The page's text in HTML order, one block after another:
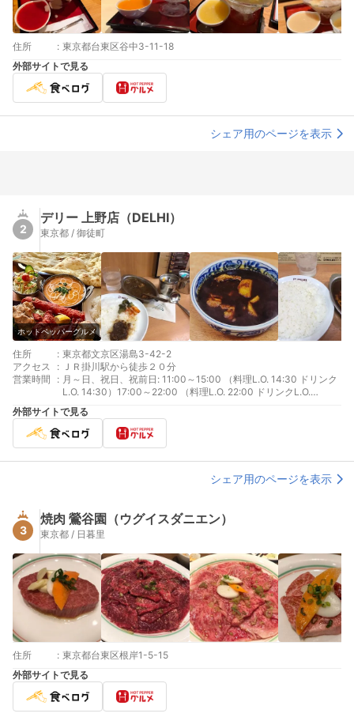
住所 : 東京都台東区谷中3-11-18
外部サイトで見る
シェア用のページを表示
2
デリー 上野店（DELHI）
東京都 / 御徒町
ホットペッパーグルメ
住所 : 東京都文京区湯島3-42-2
アクセス
: ＪＲ掛川駅から徒歩２０分
営業時間
: 月～日、祝日、祝前日: 11:00～15:00 （料理L.O. 14:30 ドリンク
L.O. 14:30）17:00～22:00 （料理L.O. 22:00 ドリンクL.O.
22:00）
外部サイトで見る
シェア用のページを表示
3
焼肉 鶯谷園（ウグイスダニエン）
東京都 / 日暮里
住所 : 東京都台東区根岸1-5-15
外部サイトで見る